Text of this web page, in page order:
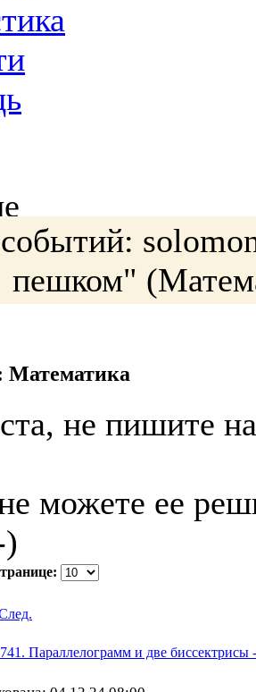
пешком"
Математика
не пишите
можете ее
Параллелограмм и две биссектрисы